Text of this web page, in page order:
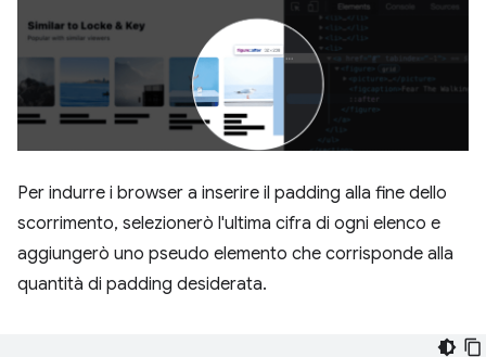
Per indurre i browser a inserire il padding alla fine dello
scorrimento, selezionerò l'ultima cifra di ogni elenco e
aggiungerò uno pseudo elemento che corrisponde alla
quantità di padding desiderata.